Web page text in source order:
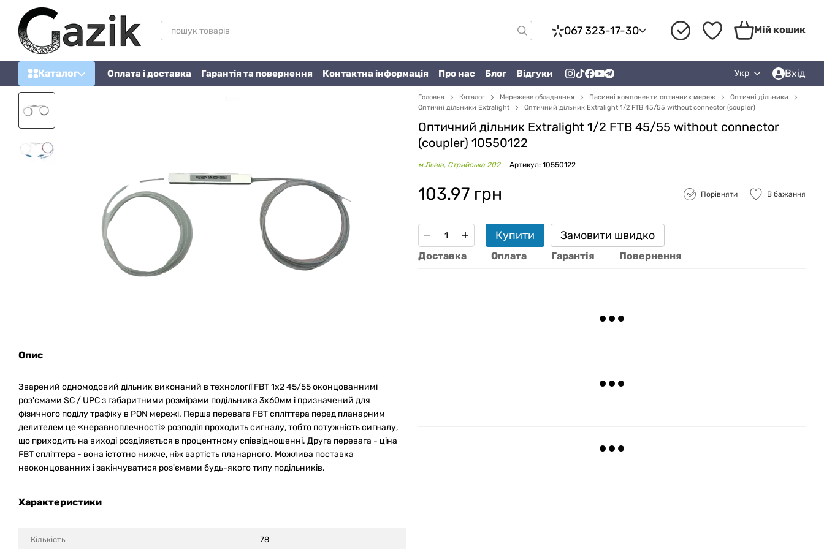
Перейти до основного контенту
067 323-17-30 Мій кошик
Каталог Оплата і доставка Гарантія та повернення Контактна інформація Про нас Блог Відгуки Укр Вхід
Опис
Зварений одномодовий дільник виконаний в технології FBT 1x2 45/55 оконцованнимі
роз'ємами SC / UPC з габаритними розмірами подільника 3х60мм і призначений для
фізичного поділу трафіку в PON мережі. Перша перевага FBT спліттера перед планарним
делителем це «неравноплечності» розподіл проходить сигналу, тобто потужність сигналу,
що приходить на виході розділяється в процентному співвідношенні. Друга перевага - ціна
FBT спліттера - вона істотно нижче, ніж вартість планарного. Можлива поставка
неоконцованних і закінчуватися роз'ємами будь-якого типу подільників.
Характеристики
Кількість 78
Головна Каталог Мережеве обладнання Пасивні компоненти оптичних мереж
Оптичні дільники
Оптичні дільники Extralight
Оптичний дільник Extralight 1/2 FTB 45/55 without connector (coupler)
Оптичний дільник Extralight 1/2 FTB 45/55 without connector
(coupler) 10550122
м.Львів, Стрийська 202 Артикул: 10550122
103.97 грн Порівняти В бажання
Купити Замовити швидко
Доставка Оплата Гарантія Повернення